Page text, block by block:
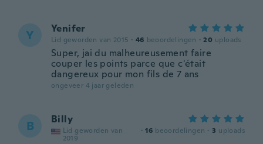
Y Yenifer
Lid geworden van 2015 · 46 beoordelingen · 20 uploads
Super, jai du malheureusement faire
couper les points parce que c'était
dangereux pour mon fils de 7 ans
ongeveer 4 jaar geleden
B Billy
Lid geworden van
2019
· 16 beoordelingen · 3 uploads